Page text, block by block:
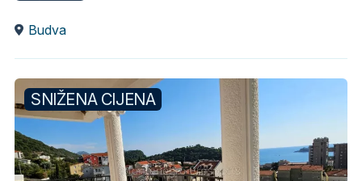
SNIŽENA CIJENA
Budva